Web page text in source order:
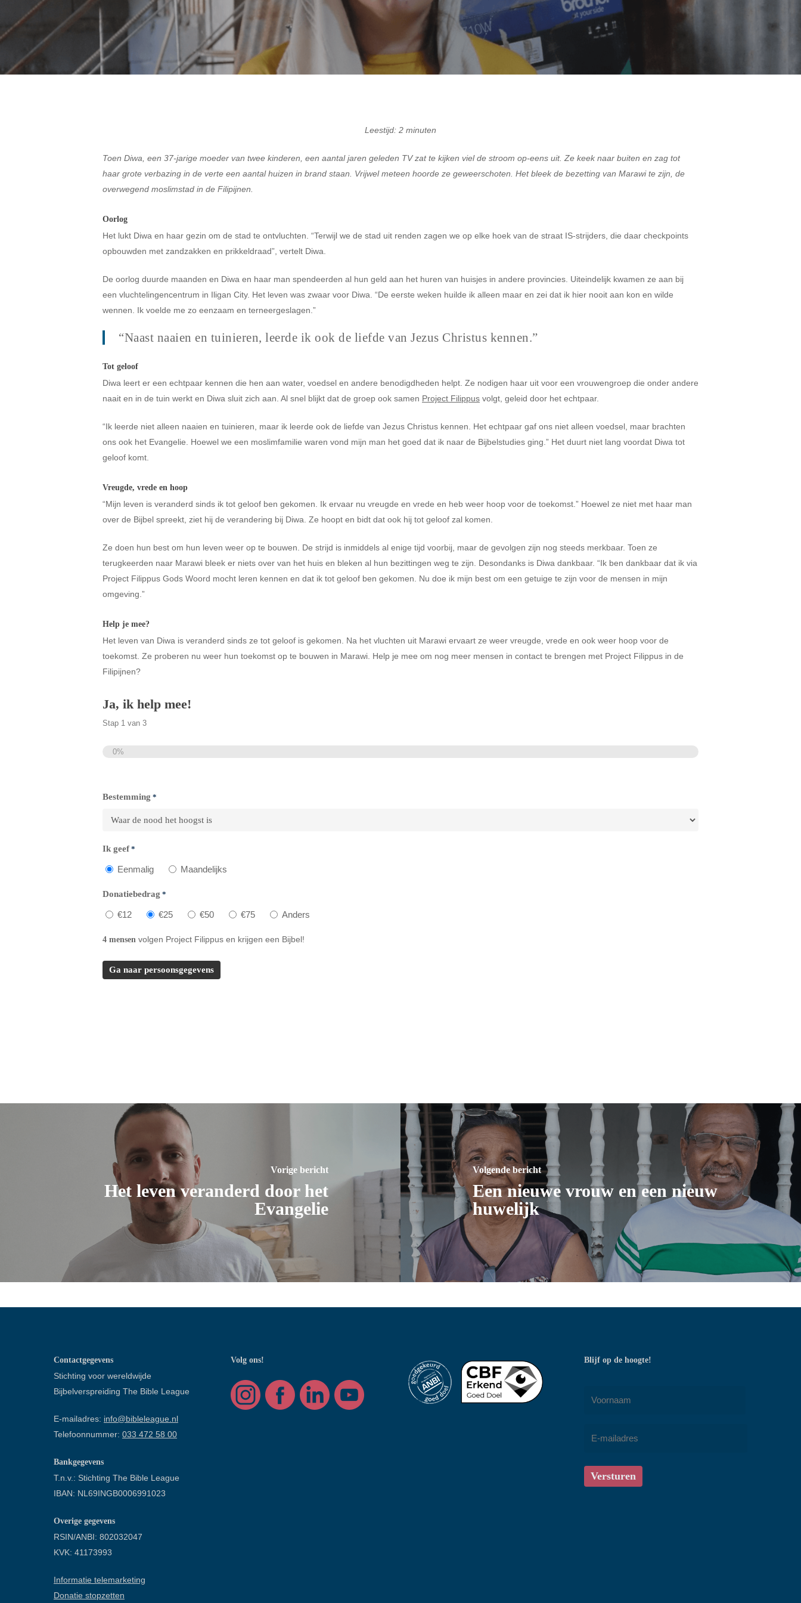
Leestijd: 2 minuten
Toen Diwa, een 37-jarige moeder van twee kinderen, een aantal jaren geleden TV zat te kijken viel de stroom op-eens uit. Ze keek naar buiten en zag tot
haar grote verbazing in de verte een aantal huizen in brand staan. Vrijwel meteen hoorde ze geweerschoten. Het bleek de bezetting van Marawi te zijn, de
overwegend moslimstad in de Filipijnen.
Oorlog
Het lukt Diwa en haar gezin om de stad te ontvluchten. “Terwijl we de stad uit renden zagen we op elke hoek van de straat IS-strijders, die daar checkpoints
opbouwden met zandzakken en prikkeldraad”, vertelt Diwa.
De oorlog duurde maanden en Diwa en haar man spendeerden al hun geld aan het huren van huisjes in andere provincies. Uiteindelijk kwamen ze aan bij
een vluchtelingencentrum in Iligan City. Het leven was zwaar voor Diwa. “De eerste weken huilde ik alleen maar en zei dat ik hier nooit aan kon en wilde
wennen. Ik voelde me zo eenzaam en terneergeslagen.”
“Naast naaien en tuinieren, leerde ik ook de liefde van Jezus Christus kennen.”
Tot geloof
Diwa leert er een echtpaar kennen die hen aan water, voedsel en andere benodigdheden helpt. Ze nodigen haar uit voor een vrouwengroep die onder andere
naait en in de tuin werkt en Diwa sluit zich aan. Al snel blijkt dat de groep ook samen Project Filippus volgt, geleid door het echtpaar.
“Ik leerde niet alleen naaien en tuinieren, maar ik leerde ook de liefde van Jezus Christus kennen. Het echtpaar gaf ons niet alleen voedsel, maar brachten
ons ook het Evangelie. Hoewel we een moslimfamilie waren vond mijn man het goed dat ik naar de Bijbelstudies ging.” Het duurt niet lang voordat Diwa tot
geloof komt.
Vreugde, vrede en hoop
“Mijn leven is veranderd sinds ik tot geloof ben gekomen. Ik ervaar nu vreugde en vrede en heb weer hoop voor de toekomst.” Hoewel ze niet met haar man
over de Bijbel spreekt, ziet hij de verandering bij Diwa. Ze hoopt en bidt dat ook hij tot geloof zal komen.
Ze doen hun best om hun leven weer op te bouwen. De strijd is inmiddels al enige tijd voorbij, maar de gevolgen zijn nog steeds merkbaar. Toen ze
terugkeerden naar Marawi bleek er niets over van het huis en bleken al hun bezittingen weg te zijn. Desondanks is Diwa dankbaar. “Ik ben dankbaar dat ik via
Project Filippus Gods Woord mocht leren kennen en dat ik tot geloof ben gekomen. Nu doe ik mijn best om een getuige te zijn voor de mensen in mijn
omgeving.”
Help je mee?
Het leven van Diwa is veranderd sinds ze tot geloof is gekomen. Na het vluchten uit Marawi ervaart ze weer vreugde, vrede en ook weer hoop voor de
toekomst. Ze proberen nu weer hun toekomst op te bouwen in Marawi. Help je mee om nog meer mensen in contact te brengen met Project Filippus in de
Filipijnen?
Ja, ik help mee!
Stap 1 van 3
0%
Bestemming *
Ik geef *
Eenmalig Maandelijks
Donatiebedrag *
€12 €25 €50 €75 Anders
4 mensen volgen Project Filippus en krijgen een Bijbel!
Vorige bericht
Het leven veranderd door het
Evangelie
Volgende bericht
Een nieuwe vrouw en een nieuw
huwelijk
Contactgegevens
Stichting voor wereldwijde
Bijbelverspreiding The Bible League
E-mailadres: info@bibleleague.nl
Telefoonnummer: 033 472 58 00
Bankgegevens
T.n.v.: Stichting The Bible League
IBAN: NL69INGB0006991023
Overige gegevens
RSIN/ANBI: 802032047
KVK: 41173993
Informatie telemarketing
Donatie stopzetten
Volg ons! Blijf op de hoogte!